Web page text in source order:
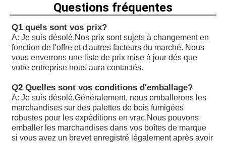
Le nombre total d'émissions de CO2 est déterminé par
suivante:
Les produits de la catégorie A1 doivent être soumis à un
d'approvisionnement.
A10VSO45DR/31RPPA12N00: Les données sont
A10VSO45DFR1/31R-PPA12 est un groupe de produits
Les produits de la catégorie A1 doivent être présentés
A2 ou A3 conformément à l'annexe I.
Questions fréquentes
Q1 quels sont vos prix?
A: Je suis désolé.Nos prix sont sujets à changement en
fonction de l'offre et d'autres facteurs du marché. Nous
vous enverrons une liste de prix mise à jour dès que
votre entreprise nous aura contactés.
Q2 Quelles sont vos conditions d'emballage?
A: Je suis désolé.Généralement, nous emballerons les
marchandises sur des palettes de bois fumigées
robustes pour les expéditions en vrac.Nous pouvons
emballer les marchandises dans vos boîtes de marque
si vous avez un brevet enregistré légalement après avoir